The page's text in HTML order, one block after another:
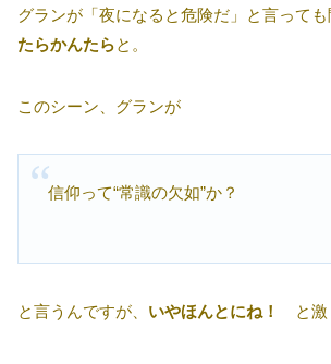
グランが「夜になると危険だ」と言っても
たらかんたらと。
このシーン、グランが
信仰って“常識の欠如”か？
と言うんですが、 いやほんとにね！ と激